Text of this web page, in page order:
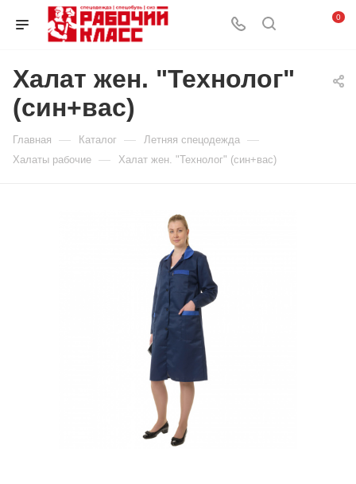
0
Халат жен. "Технолог"
(син+вас)
Главная — Каталог — Летняя спецодежда —
Халаты рабочие — Халат жен. "Технолог" (син+вас)